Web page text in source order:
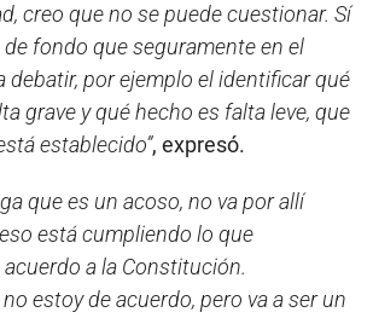
creo que no se puede cuestionar. Sí
fondo que seguramente en el
debatir, por ejemplo el identificar qué
grave y qué hecho es falta leve, que
establecido”, expresó.
que es un acoso, no va por allí
está cumpliendo lo que
a la Constitución.
estoy de acuerdo, pero va a ser un